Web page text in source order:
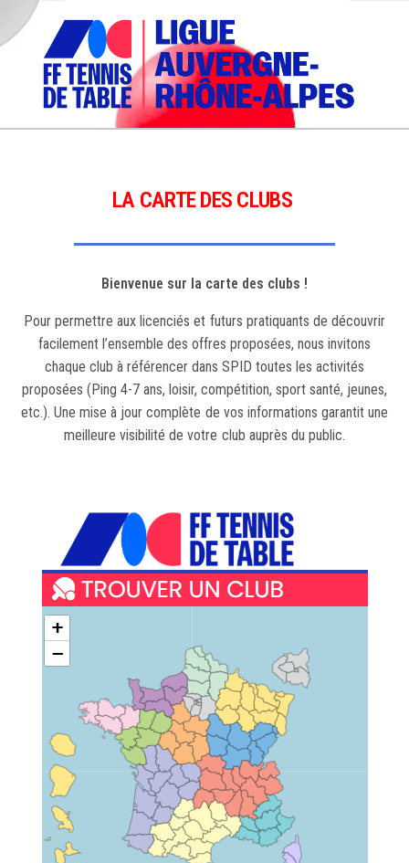
LA CARTE DES CLUBS
Bienvenue sur la carte des clubs !
Pour permettre aux licenciés et futurs pratiquants de découvrir
facilement l’ensemble des offres proposées, nous invitons
chaque club à référencer dans SPID toutes les activités
proposées (Ping 4-7 ans, loisir, compétition, sport santé, jeunes,
etc.). Une mise à jour complète de vos informations garantit une
meilleure visibilité de votre club auprès du public.